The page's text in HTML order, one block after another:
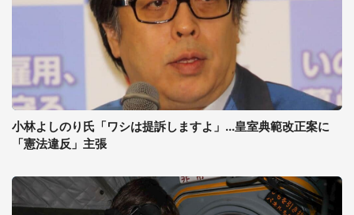
小林よしのり氏「ワシは提訴しますよ」...皇室典範改正案に
「憲法違反」主張